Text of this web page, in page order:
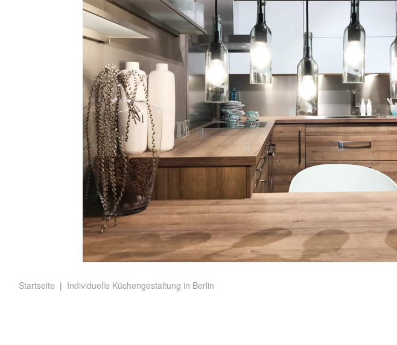
Startseite Individuelle Küchengestaltung in Berlin